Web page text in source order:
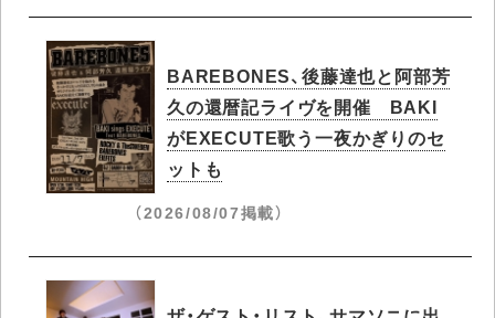
BAREBONES、後藤達也と阿部芳
久の還暦記ライヴを開催 BAKI
がEXECUTE歌う一夜かぎりのセ
ットも
（2026/08/07掲載）